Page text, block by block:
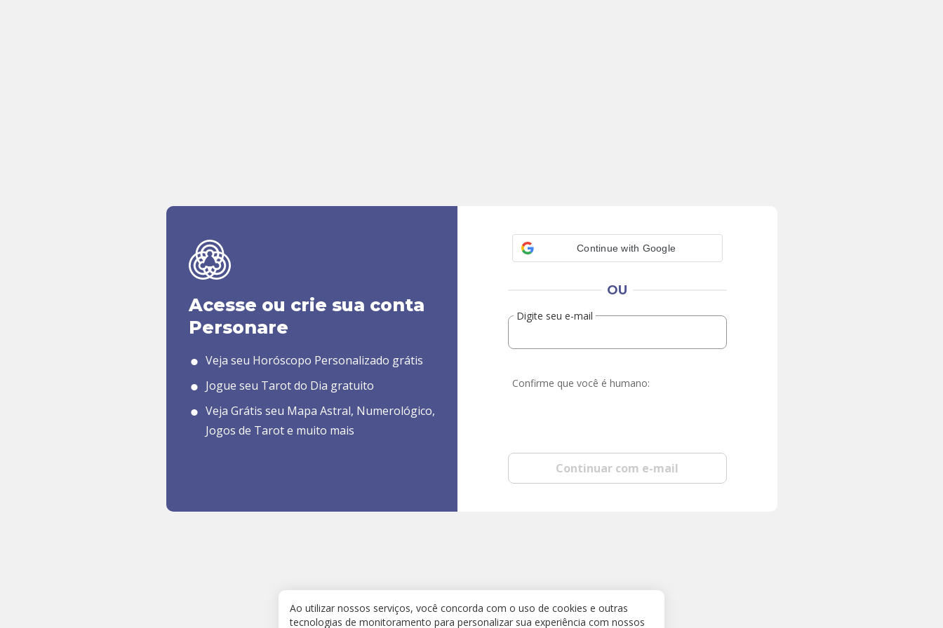
Acesse ou crie sua conta
Personare
Veja seu Horóscopo Personalizado grátis
Jogue seu Tarot do Dia gratuito
Veja Grátis seu Mapa Astral, Numerológico,
Jogos de Tarot e muito mais
Continue with Google
OU
Digite seu e-mail
Confirme que você é humano:
Continuar com e-mail